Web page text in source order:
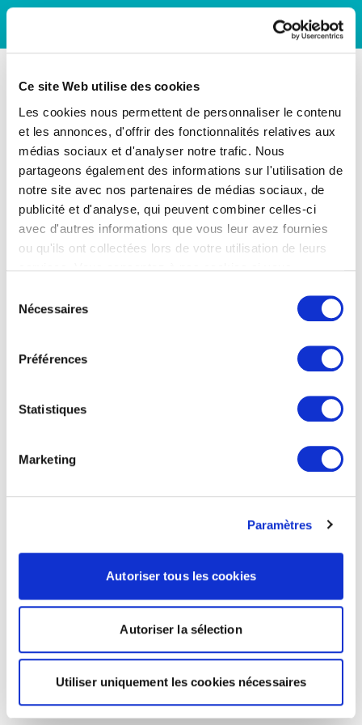
Ce site Web utilise des cookies
Les cookies nous permettent de personnaliser le contenu
et les annonces, d'offrir des fonctionnalités relatives aux
médias sociaux et d'analyser notre trafic. Nous
partageons également des informations sur l'utilisation de
notre site avec nos partenaires de médias sociaux, de
publicité et d'analyse, qui peuvent combiner celles-ci
avec d'autres informations que vous leur avez fournies
ou qu'ils ont collectées lors de votre utilisation de leurs
Nécessaires
Préférences
Statistiques
Marketing
Paramètres
Autoriser tous les cookies
Autoriser la sélection
Utiliser uniquement les cookies nécessaires